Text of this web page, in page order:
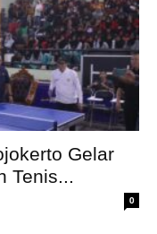
Gelar
Tenis...
0